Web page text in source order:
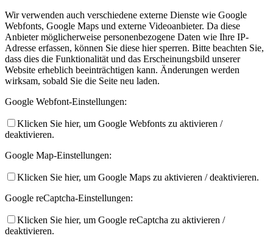
Wir verwenden auch verschiedene externe Dienste wie Google
Webfonts, Google Maps und externe Videoanbieter. Da diese
Anbieter möglicherweise personenbezogene Daten wie Ihre IP-
Adresse erfassen, können Sie diese hier sperren. Bitte beachten Sie,
dass dies die Funktionalität und das Erscheinungsbild unserer
Website erheblich beeinträchtigen kann. Änderungen werden
wirksam, sobald Sie die Seite neu laden.
Google Webfont-Einstellungen:
Klicken Sie hier, um Google Webfonts zu aktivieren /
deaktivieren.
Google Map-Einstellungen:
Klicken Sie hier, um Google Maps zu aktivieren / deaktivieren.
Google reCaptcha-Einstellungen:
Klicken Sie hier, um Google reCaptcha zu aktivieren /
deaktivieren.